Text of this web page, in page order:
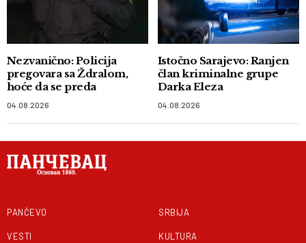
Nezvanično: Policija
pregovara sa Ždralom,
hoće da se preda
04.08.2026
Istočno Sarajevo: Ranjen
član kriminalne grupe
Darka Eleza
04.08.2026
PANČEVO
VESTI
SRBIJA
KULTURA